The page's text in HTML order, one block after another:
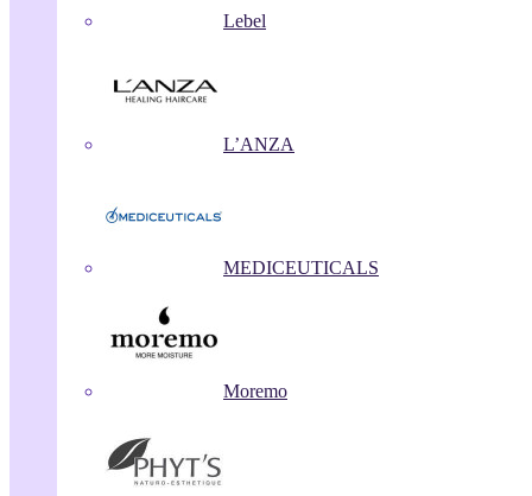
Lebel
L’ANZA
MEDICEUTICALS
Moremo